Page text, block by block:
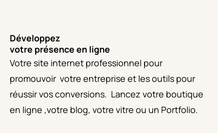
Développez
votre présence en ligne
Votre site internet professionnel pour
promouvoir votre entreprise et les outils pour
réussir vos conversions. Lancez votre boutique
en ligne ,votre blog, votre vitre ou un Portfolio.